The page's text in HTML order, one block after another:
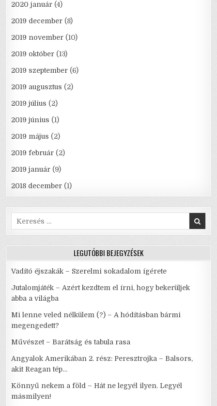
2020 január (4)
2019 december (8)
2019 november (10)
2019 október (13)
2019 szeptember (6)
2019 augusztus (2)
2019 július (2)
2019 június (1)
2019 május (2)
2019 február (2)
2019 január (9)
2018 december (1)
Search
for:
LEGUTÓBBI BEJEGYZÉSEK
Vadító éjszakák – Szerelmi sokadalom ígérete
Jutalomjáték – Azért kezdtem el írni, hogy bekerüljek
abba a világba
Mi lenne veled nélkülem (?) – A hódításban bármi
megengedett?
Művészet – Barátság és tabula rasa
Angyalok Amerikában 2. rész: Peresztrojka – Balsors,
akit Reagan tép…
Könnyű nekem a föld – Hát ne legyél ilyen. Legyél
másmilyen!